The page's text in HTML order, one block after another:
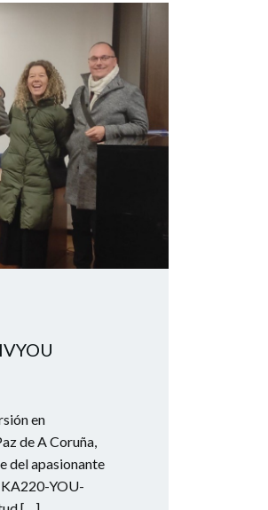
en
de A Coruña,
del apasionante
YOU-